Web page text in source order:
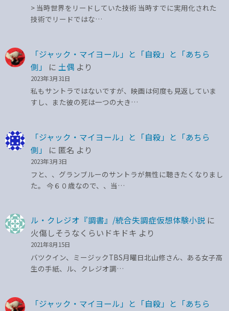
> 当時世界をリードしていた技術 当時すでに実用化された
技術でリードではな…
「ジャック・マイヨール」と「自殺」と「あちら
側」
に 土偶 より
2023年3月31日
私もサントラではないですが、映画は何度も見返していま
すし、また彼の死は一つの大き…
「ジャック・マイヨール」と「自殺」と「あちら
側」
に 匿名 より
2023年3月3日
フと、、グランブルーのサントラが無性に聴きたくなりまし
た。 今６０歳なので、、当…
ル・クレジオ『調書』/統合失調症仮想体験小説 に
火傷しそうなくらいドキドキ より
2021年8月15日
バツクイン、ミージックTBS月曜日北山修さん、ある女子高
生の手紙、ル、クレジオ調…
「ジャック・マイヨール」と「自殺」と「あちら